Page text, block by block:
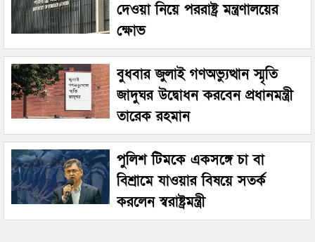
দেওয়া নিয়ে পররাষ্ট্র মন্ত্রণালয়ের
ক্ষোভ
বুধবার জুলাই গণঅভ্যুত্থান স্মৃতি
জাদুঘর উদ্বোধন করবেন প্রধানমন্ত্রী
তারেক রহমান
পুলিশ টিমকে একসঙ্গে চা বা
বিশ্রামে যাওয়ার বিষয়ে সতর্ক
করলেন স্বরাষ্ট্রমন্ত্রী